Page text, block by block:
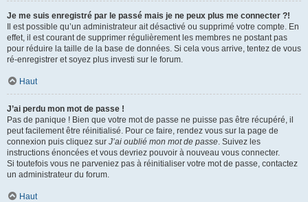
Je me suis enregistré par le passé mais je ne peux plus me connecter ?!
Il est possible qu’un administrateur ait désactivé ou supprimé votre compte. En
effet, il est courant de supprimer régulièrement les membres ne postant pas
pour réduire la taille de la base de données. Si cela vous arrive, tentez de vous
ré-enregistrer et soyez plus investi sur le forum.
Haut
J’ai perdu mon mot de passe !
Pas de panique ! Bien que votre mot de passe ne puisse pas être récupéré, il
peut facilement être réinitialisé. Pour ce faire, rendez vous sur la page de
connexion puis cliquez sur J’ai oublié mon mot de passe. Suivez les
instructions énoncées et vous devriez pouvoir à nouveau vous connecter.
Si toutefois vous ne parveniez pas à réinitialiser votre mot de passe, contactez
un administrateur du forum.
Haut